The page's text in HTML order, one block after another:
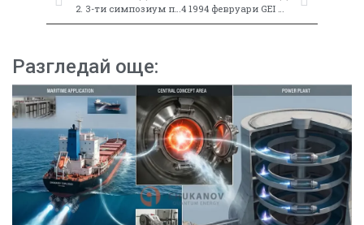
2. 3-ти симпозиум по автоматизация на кълбовидната мълния (1992 г.)
4 1994 февруари GEI Bldsequipm.
Разгледай още: